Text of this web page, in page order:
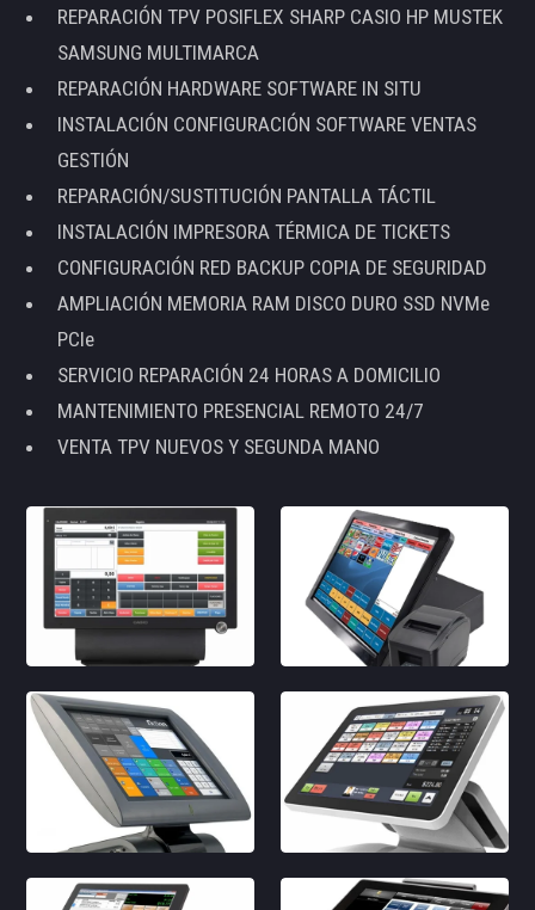
REPARACIÓN TPV POSIFLEX SHARP CASIO HP MUSTEK
SAMSUNG MULTIMARCA
REPARACIÓN HARDWARE SOFTWARE IN SITU
INSTALACIÓN CONFIGURACIÓN SOFTWARE VENTAS
GESTIÓN
REPARACIÓN/SUSTITUCIÓN PANTALLA TÁCTIL
INSTALACIÓN IMPRESORA TÉRMICA DE TICKETS
CONFIGURACIÓN RED BACKUP COPIA DE SEGURIDAD
AMPLIACIÓN MEMORIA RAM DISCO DURO SSD NVMe
PCIe
SERVICIO REPARACIÓN 24 HORAS A DOMICILIO
MANTENIMIENTO PRESENCIAL REMOTO 24/7
VENTA TPV NUEVOS Y SEGUNDA MANO